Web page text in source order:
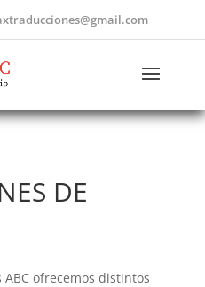
DE
ofrecemos distintos